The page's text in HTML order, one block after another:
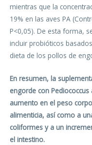
mientras que la
19% en las aves PA
P<0,05). De esta forma,
incluir probióticos
dieta de los pollos de
En resumen, la
engorde con
aumento en el peso
alimenticia, así como a
coliformes y a un
el intestino.